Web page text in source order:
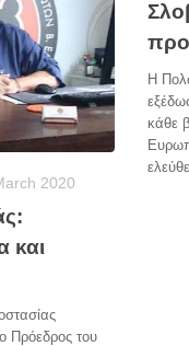
2020
και
Πρόεδρος του
Η
κάθε